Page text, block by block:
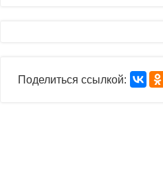
Поделиться ссылкой: